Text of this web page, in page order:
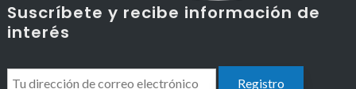
Suscríbete y recibe información de
interés